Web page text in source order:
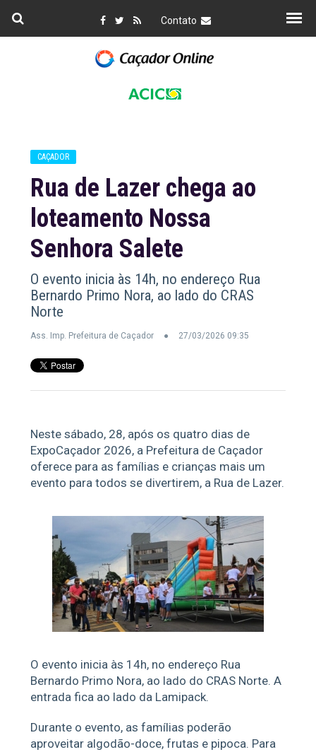
Contato
CAÇADOR
Rua de Lazer chega ao
loteamento Nossa
Senhora Salete
O evento inicia às 14h, no endereço Rua
Bernardo Primo Nora, ao lado do CRAS
Norte
Ass. Imp. Prefeitura de Caçador 27/03/2026 09:35
Neste sábado, 28, após os quatro dias de
ExpoCaçador 2026, a Prefeitura de Caçador
oferece para as famílias e crianças mais um
evento para todos se divertirem, a Rua de Lazer.
O evento inicia às 14h, no endereço Rua
Bernardo Primo Nora, ao lado do CRAS Norte. A
entrada fica ao lado da Lamipack.
Durante o evento, as famílias poderão
aproveitar algodão-doce, frutas e pipoca. Para